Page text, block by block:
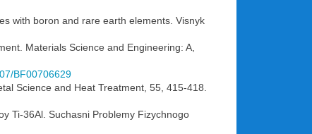
with boron and rare earth elements. Vіsnyk
Materials Science and Engineering: A,
BF00706629
Science and Heat Treatment, 55, 415-418.
Ti-36Al. Suchasni Problemy Fizychnogo